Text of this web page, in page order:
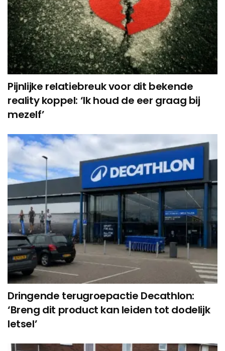
Pijnlijke relatiebreuk voor dit bekende
reality koppel: ‘Ik houd de eer graag bij
mezelf’
Dringende terugroepactie Decathlon:
‘Breng dit product kan leiden tot dodelijk
letsel’